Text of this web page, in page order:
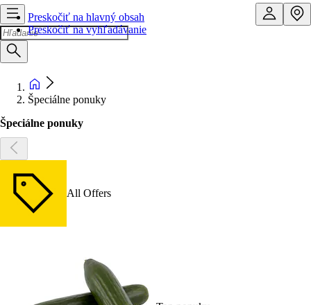
Preskočiť na hlavný obsah
Preskočiť na vyhľadávanie
Špeciálne ponuky
Špeciálne ponuky
All Offers